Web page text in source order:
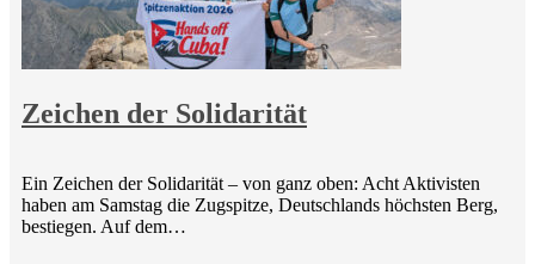
Zeichen der Solidarität
Ein Zeichen der Solidarität – von ganz oben: Acht Aktivisten
haben am Samstag die Zugspitze, Deutschlands höchsten Berg,
bestiegen. Auf dem…